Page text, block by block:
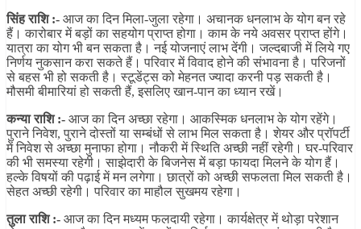
सिंह राशि :- आज का दिन मिला-जुला रहेगा। अचानक धनलाभ के योग बन रहे
हैं। कारोबार में बड़ों का सहयोग प्राप्त होगा। काम के नये अवसर प्राप्त होंगे।
यात्रा का योग भी बन सकता है। नई योजनाएं लाभ देंगी। जल्दबाजी में लिये गए
निर्णय नुकसान करा सकते हैं। परिवार में विवाद होने की संभावना है। परिजनों
से बहस भी हो सकती है। स्टूडेंट्स को मेहनत ज्यादा करनी पड़ सकती है।
मौसमी बीमारियां हो सकती हैं, इसलिए खान-पान का ध्यान रखें।
कन्या राशि :- आज का दिन अच्छा रहेगा। आकस्मिक धनलाभ के योग रहेंगे।
पुराने निवेश, पुराने दोस्तों या सम्बंधों से लाभ मिल सकता है। शेयर और प्रॉपर्टी
में निवेश से अच्छा मुनाफा होगा। नौकरी में स्थिति अच्छी नहीं रहेगी। घर-परिवार
की भी समस्या रहेगी। साझेदारी के बिजनेस में बड़ा फायदा मिलने के योग हैं।
हल्के विषयों की पढ़ाई में मन लगेगा। छात्रों को अच्छी सफलता मिल सकती है।
सेहत अच्छी रहेगी। परिवार का माहौल सुखमय रहेगा।
तुला राशि :- आज का दिन मध्यम फलदायी रहेगा। कार्यक्षेत्र में थोड़ा परेशान